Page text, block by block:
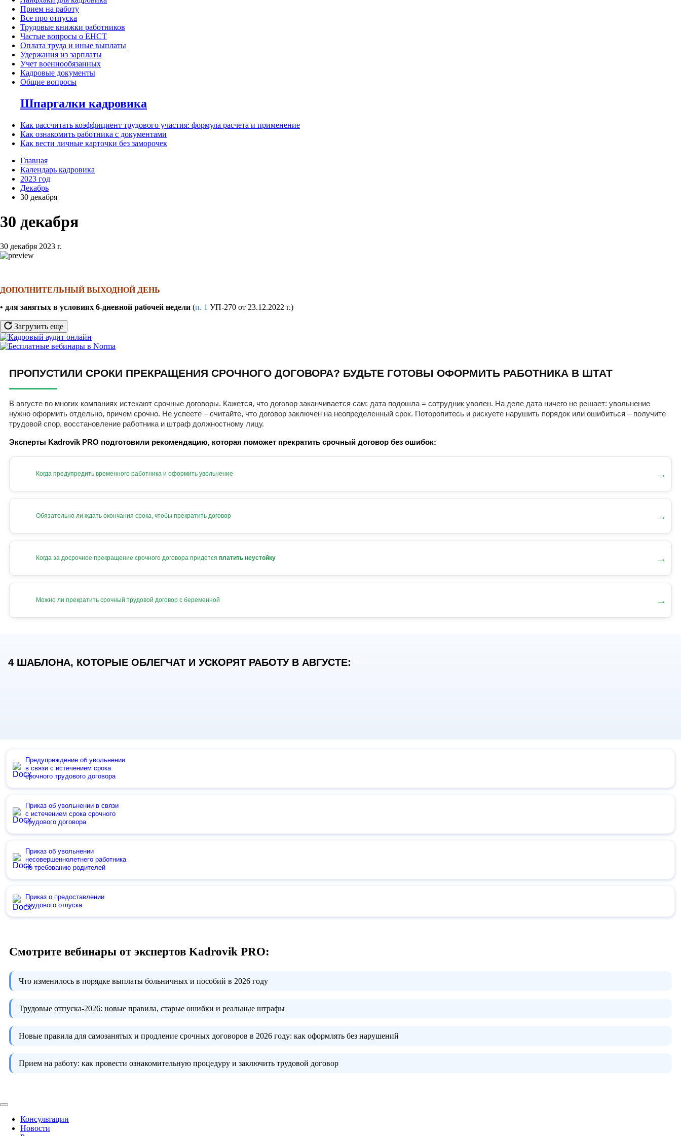
Прием на работу
Все про отпуска
Трудовые книжки работников
Частые вопросы о ЕНСТ
Оплата труда и иные выплаты
Удержания из зарплаты
Учет военнообязанных
Кадровые документы
Общие вопросы
Шпаргалки кадровика
Как рассчитать коэффициент трудового участия: формула расчета и применение
Как ознакомить работника с документами
Как вести личные карточки без заморочек
Главная
Календарь кадровика
2023 год
Декабрь
30 декабря
30 декабря
30 декабря 2023 г.
ДОПОЛНИТЕЛЬНЫЙ ВЫХОДНОЙ ДЕНЬ
• для занятых в условиях 6-дневной рабочей недели (п. 1 УП-270 от 23.12.2022 г.)
Загрузить еще
ПРОПУСТИЛИ СРОКИ ПРЕКРАЩЕНИЯ СРОЧНОГО ДОГОВОРА? БУДЬТЕ ГОТОВЫ ОФОРМИТЬ РАБОТНИКА В ШТАТ
В августе во многих компаниях истекают срочные договоры. Кажется, что договор заканчивается сам: дата подошла = сотрудник уволен. На деле дата ничего не решает: увольнение
нужно оформить отдельно, причем срочно. Не успеете – считайте, что договор заключен на неопределенный срок. Поторопитесь и рискуете нарушить порядок или ошибиться – получите
трудовой спор, восстановление работника и штраф должностному лицу.
Эксперты Kadrovik PRO подготовили рекомендацию, которая поможет прекратить срочный договор без ошибок:
Когда предупредить временного работника и оформить увольнение →
Обязательно ли ждать окончания срока, чтобы прекратить договор →
Когда за досрочное прекращение срочного договора придется платить неустойку →
Можно ли прекратить срочный трудовой договор с беременной →
4 ШАБЛОНА, КОТОРЫЕ ОБЛЕГЧАТ И УСКОРЯТ РАБОТУ В АВГУСТЕ:
Предупреждение об увольнении
в связи с истечением срока
срочного трудового договора
Приказ об увольнении в связи
с истечением срока срочного
трудового договора
Приказ об увольнении
несовершеннолетнего работника
по требованию родителей
Приказ о предоставлении
трудового отпуска
Смотрите вебинары от экспертов Kadrovik PRO:
Что изменилось в порядке выплаты больничных и пособий в 2026 году
Трудовые отпуска-2026: новые правила, старые ошибки и реальные штрафы
Новые правила для самозанятых и продление срочных договоров в 2026 году: как оформлять без нарушений
Прием на работу: как провести ознакомительную процедуру и заключить трудовой договор
Консультации
Новости